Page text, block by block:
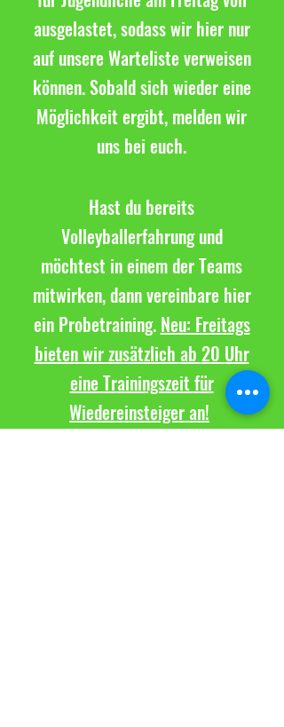
ausgelastet, sodass wir hier nur
auf unsere Warteliste verweisen
können. Sobald sich wieder eine
Möglichkeit ergibt, melden wir
uns bei euch.
Hast du bereits
Volleyballerfahrung und
möchtest in einem der Teams
mitwirken, dann vereinbare hier
ein Probetraining. Neu: Freitags
bieten wir zusätzlich ab 20 Uhr
eine Trainingszeit für
Wiedereinsteiger an!